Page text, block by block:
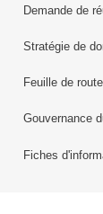
Demande de
Stratégie de
Feuille de
Gouvernance
Fiches